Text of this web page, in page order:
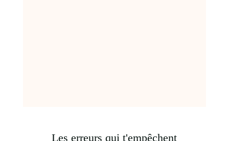
Les erreurs qui t'empêchent